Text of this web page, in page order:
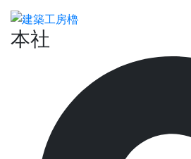
本社